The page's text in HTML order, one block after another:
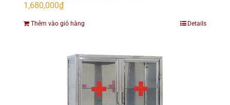
1,680,000₫
Thêm vào giỏ hàng Details